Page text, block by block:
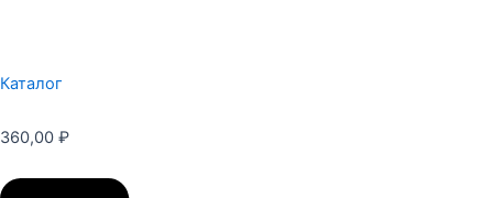
Каталог
360,00 ₽